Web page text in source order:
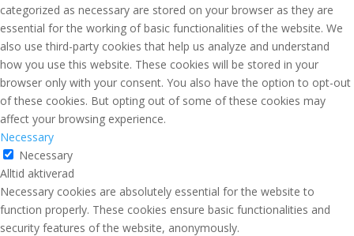
categorized as necessary are stored on your browser as they are
essential for the working of basic functionalities of the website. We
also use third-party cookies that help us analyze and understand
how you use this website. These cookies will be stored in your
browser only with your consent. You also have the option to opt-out
of these cookies. But opting out of some of these cookies may
affect your browsing experience.
Necessary
Necessary
Alltid aktiverad
Necessary cookies are absolutely essential for the website to
function properly. These cookies ensure basic functionalities and
security features of the website, anonymously.